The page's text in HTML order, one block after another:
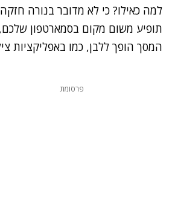
למה כאילו? כי לא מדובר בנורה
תופיע משום מקום בסמארטפון
המסך הופך ללבן, כמו באפליקציות
פרסומת